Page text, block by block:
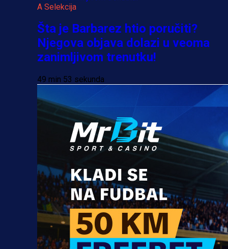
A Selekcija
Šta je Barbarez htio poručiti?
Njegova objava dolazi u veoma
zanimljivom trenutku!
49 min 53 sekunda